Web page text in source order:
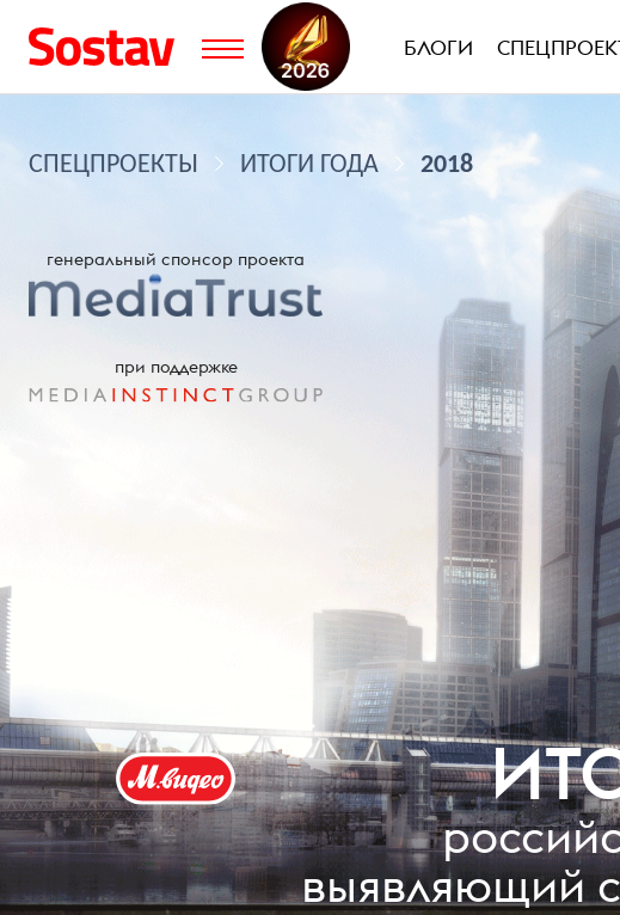
БЛОГИ
СПЕЦПРОЕКТЫ ИТОГИ ГОДА 2018
генеральный спонсор проекта
при поддержке
выявляющий